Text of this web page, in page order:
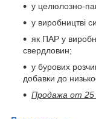
у целюлозно-
у виробництві
як ПАР у
свердловин;
у бурових
добавки до
Продажа от 25